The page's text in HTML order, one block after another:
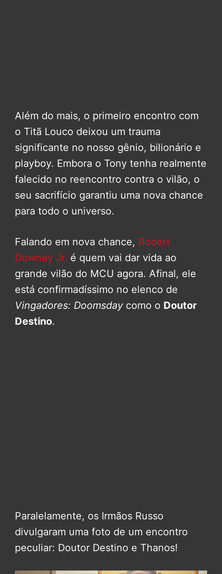
Além do mais, o primeiro encontro com
o Titã Louco deixou um trauma
significante no nosso gênio, bilionário e
playboy. Embora o Tony tenha realmente
falecido no reencontro contra o vilão, o
seu sacrifício garantiu uma nova chance
para todo o universo.
Falando em nova chance, Robert
Downey Jr. é quem vai dar vida ao
grande vilão do MCU agora. Afinal, ele
está confirmadíssimo no elenco de
Vingadores: Doomsday como o Doutor
Destino.
Paralelamente, os Irmãos Russo
divulgaram uma foto de um encontro
peculiar: Doutor Destino e Thanos!